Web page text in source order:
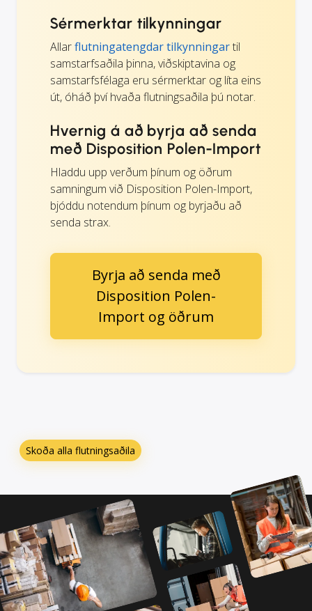
Sérmerktar tilkynningar
Allarflutningatengdar tilkynningartil
samstarfsaðila þinna, viðskiptavina og
samstarfsfélaga eru sérmerktar og líta eins
út, óháð því hvaða flutningsaðila þú notar.
Hvernig á að byrja að senda
með Disposition Polen-Import
Hladdu upp verðum þínum og öðrum
samningum við Disposition Polen-Import,
bjóddu notendum þínum og byrjaðu að
senda strax.
Byrja að senda með
Disposition Polen-
Import og öðrum
Skoða alla flutningsaðila